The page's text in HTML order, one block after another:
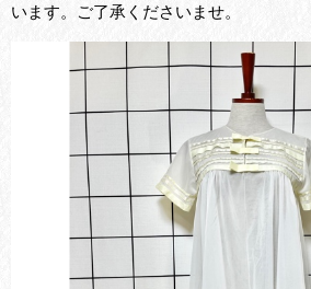
います。ご了承くださいませ。